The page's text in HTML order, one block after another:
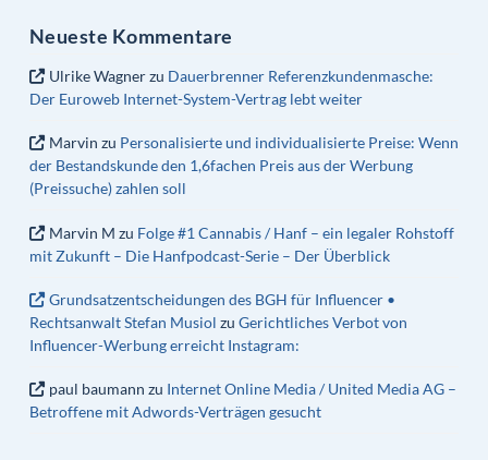
Neueste Kommentare
Ulrike Wagnerzu Dauerbrenner Referenzkundenmasche:
Der Euroweb Internet-System-Vertrag lebt weiter
Marvin zu Personalisierte und individualisierte Preise: Wenn
der Bestandskunde den 1,6fachen Preis aus der Werbung
(Preissuche) zahlen soll
Marvin M zu Folge #1 Cannabis / Hanf – ein legaler Rohstoff
mit Zukunft – Die Hanfpodcast-Serie – Der Überblick
Grundsatzentscheidungen des BGH für Influencer •
Rechtsanwalt Stefan Musiol zu Gerichtliches Verbot von
Influencer-Werbung erreicht Instagram:
paul baumann zu Internet Online Media / United Media AG –
Betroffene mit Adwords-Verträgen gesucht